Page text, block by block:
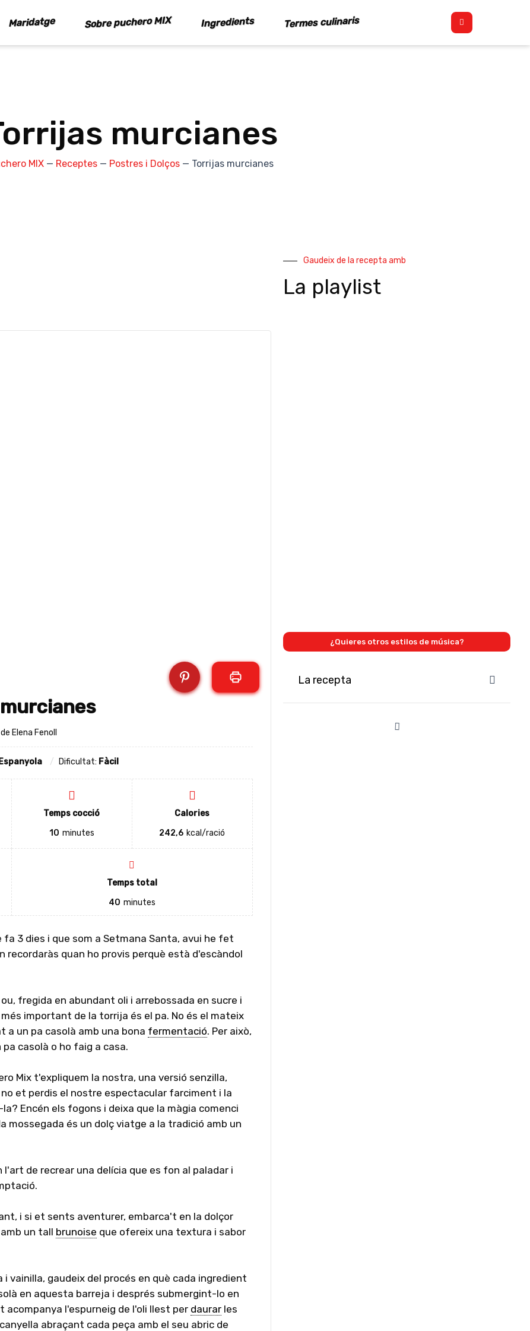
Maridatge Sobre puchero MIX Ingredients Termes culinaris
murcianes
MIX — Receptes — Postres i Dolços — Torrijas murcianes
Elena Fenoll
Dificultat: Fàcil
Temps cocció
10 minutes
Calories
242,6 kcal/ració
Temps total
40 minutes
3 dies i que som a Setmana Santa, avui he fet
quan ho provis perquè està d'escàndol
fregida en abundant oli i arrebossada en sucre i
important de la torrija és el pa. No és el mateix
un pa casolà amb una bona fermentació. Per això,
casolà o ho faig a casa.
Mix t'expliquem la nostra, una versió senzilla,
et perdis el nostre espectacular farciment i la
Encén els fogons i deixa que la màgia comenci
mossegada és un dolç viatge a la tradició amb un
de recrear una delícia que es fon al paladar i
i si et sents aventurer, embarca't en la dolçor
un tall brunoise que ofereix una textura i sabor
vainilla, gaudeix del procés en què cada ingredient
en aquesta barreja i després submergint-lo en
l'espurneig de l'oli llest per daurar les
abraçant cada peça amb el seu abric de
Gaudeix de la recepta amb
La playlist
¿Quieres otros estilos de música?
La recepta